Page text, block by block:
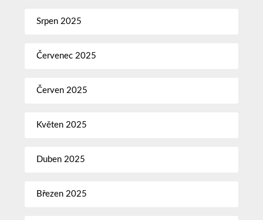
Srpen 2025
Červenec 2025
Červen 2025
Květen 2025
Duben 2025
Březen 2025